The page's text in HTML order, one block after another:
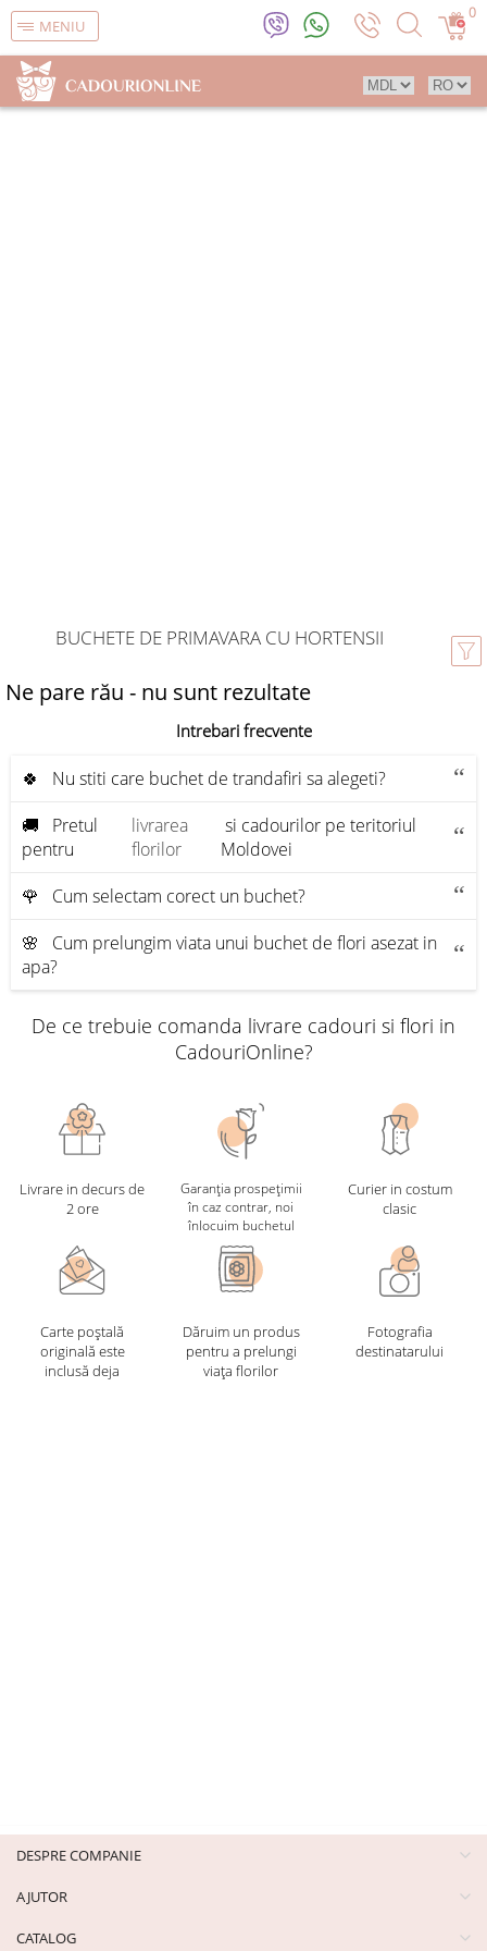
MENIU
0
BUCHETE DE PRIMAVARA CU HORTENSII
Ne pare rău - nu sunt rezultate
Intrebari frecvente
🍀 Nu stiti care buchet de trandafiri sa alegeti?
🚚 Pretul
pentru
livrarea
florilor
si cadourilor pe teritoriul
Moldovei
🌹 Cum selectam corect un buchet?
🌸 Cum prelungim viata unui buchet de flori asezat in
apa?
De ce trebuie comanda livrare cadouri si flori in
CadouriOnline?
Livrare in decurs de
2 ore
Garanția prospețimii
în caz contrar, noi
înlocuim buchetul
Curier in costum
clasic
Carte poștală
originală este
inclusă deja
Dăruim un produs
pentru a prelungi
viața florilor
Fotografia
destinatarului
DESPRE COMPANIE
AJUTOR
CATALOG